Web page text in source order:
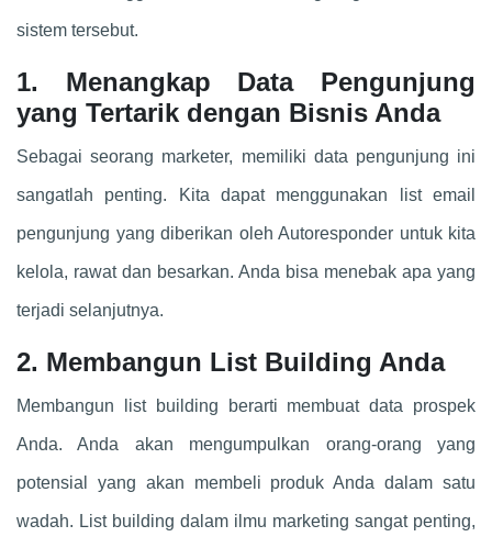
sistem tersebut.
1. Menangkap Data Pengunjung
yang Tertarik dengan Bisnis Anda
Sebagai seorang marketer, memiliki data pengunjung ini
sangatlah penting. Kita dapat menggunakan list email
pengunjung yang diberikan oleh Autoresponder untuk kita
kelola, rawat dan besarkan. Anda bisa menebak apa yang
terjadi selanjutnya.
2. Membangun List Building Anda
Membangun list building berarti membuat data prospek
Anda. Anda akan mengumpulkan orang-orang yang
potensial yang akan membeli produk Anda dalam satu
wadah. List building dalam ilmu marketing sangat penting,